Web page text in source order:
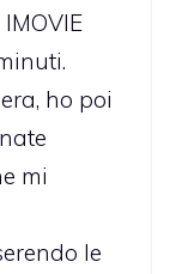
ho poi
mi
le